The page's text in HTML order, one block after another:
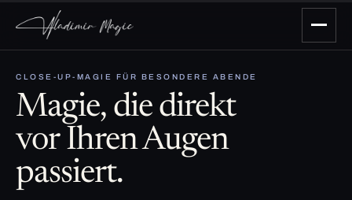
CLOSE-UP-MAGIE FÜR BESONDERE ABENDE
Magie, die direkt
vor Ihren Augen
passiert.